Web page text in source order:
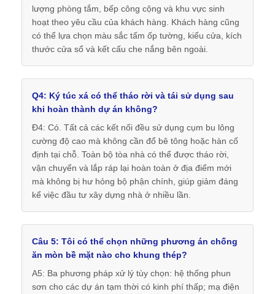
lượng phòng tắm, bếp công cộng và khu vực sinh
hoạt theo yêu cầu của khách hàng. Khách hàng cũng
có thể lựa chọn màu sắc tấm ốp tường, kiểu cửa, kích
thước cửa sổ và kết cấu che nắng bên ngoài.
Q4: Ký túc xá có thể tháo rời và tái sử dụng sau
khi hoàn thành dự án không?
Đ4: Có. Tất cả các kết nối đều sử dụng cụm bu lông
cường độ cao mà không cần đổ bê tông hoặc hàn cố
định tại chỗ. Toàn bộ tòa nhà có thể được tháo rời,
vận chuyển và lắp ráp lại hoàn toàn ở địa điểm mới
mà không bị hư hỏng bộ phận chính, giúp giảm đáng
kể việc đầu tư xây dựng nhà ở nhiều lần.
Câu 5: Tôi có thể chọn những phương án chống
ăn mòn bề mặt nào cho khung thép?
A5: Ba phương pháp xử lý tùy chọn: hệ thống phun
sơn cho các dự án tạm thời có kinh phí thấp; mạ điện